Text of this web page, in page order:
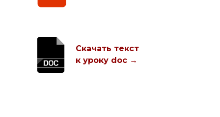
Скачать текст
к уроку doc →